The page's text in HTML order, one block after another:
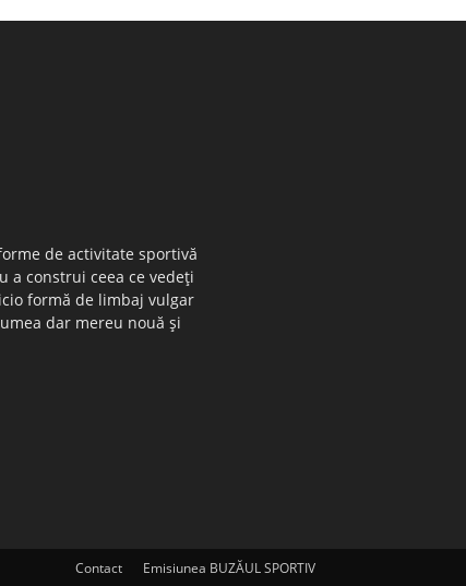
de activitate sportivă
a construi ceea ce vedeţi
formă de limbaj vulgar
dar mereu nouă şi
Contact Emisiunea BUZĂUL SPORTIV